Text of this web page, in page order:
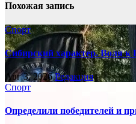
Похожая запись
Спорт
Сибирский характер. Воля к
Авг 3, 2026Редакция
Спорт
Определили победителей и